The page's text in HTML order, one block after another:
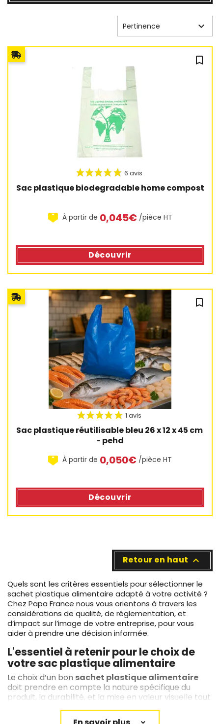
Pertinence 
bookmark_outline
6 avis
Sac plastique biodegradable home compost
À partir de 0,045€ /pièce HT
Découvrir
bookmark_outline
1 avis
Sac plastique réutilisable bleu 26 x 12 x 45 cm
- pehd
À partir de 0,050€ /pièce HT
Découvrir
Retour en haut 
Quels sont les critères essentiels pour sélectionner le
sachet plastique alimentaire adapté à votre activité ?
Chez Papa France nous vous orientons à travers les
considérations de qualité, de réglementation, et
d’impact sur l’image de votre entreprise, pour vous
aider à prendre une décision informée.
L'essentiel à retenir pour le choix de
votre sac plastique alimentaire
Le choix d’un bon sachet plastique alimentaire
doit prendre en compte la nature spécifique du
produit, la durabilité, et la mise en valeur visuelle tout
en respectant les normes environnementales et de
sécurité alimentaire.